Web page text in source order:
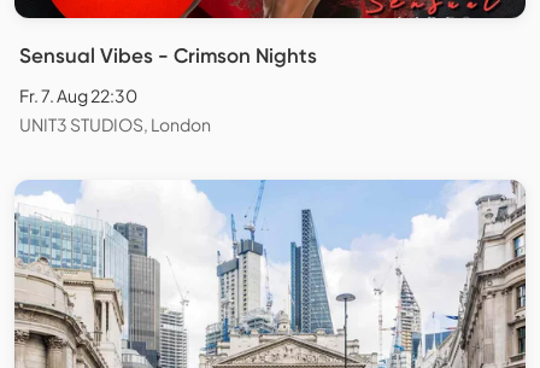
Sensual Vibes - Crimson Nights
Fr. 7. Aug 22:30
UNIT3 STUDIOS, London